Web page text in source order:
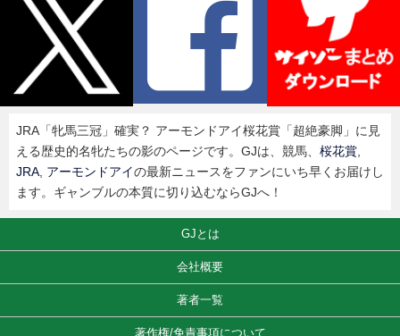
JRA「牝馬三冠」確実？ アーモンドアイ桜花賞「超絶豪脚」に見
える歴史的名牝たちの影のページです。GJは、競馬、 桜花賞
JRA アーモンドアイの最新ニュースをファンにいち早くお届けし
ます。ギャンブルの本質に切り込むならGJへ！
GJとは
会社概要
著者一覧
著作権/免責事項について